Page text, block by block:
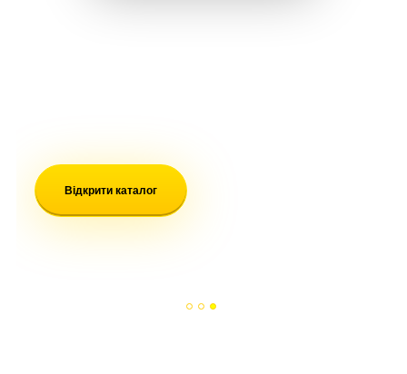
Відкрити каталог